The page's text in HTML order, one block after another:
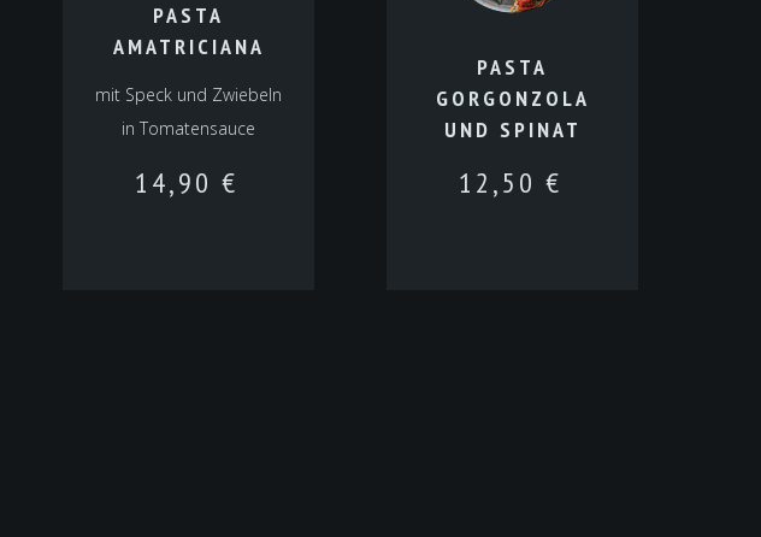
PASTA
AMATRICIANA
mit Speck und Zwiebeln
in Tomatensauce
14,90 €
PASTA
GORGONZOLA
UND SPINAT
12,50 €